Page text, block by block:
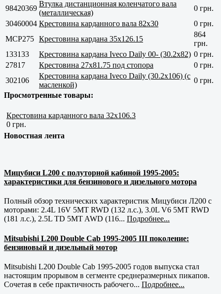
98420369
Втулка дистанционная коленчатого вала
(металлическая)
0 грн.
30460004 Крестовина карданного вала 82х30
0 грн.
MCP275 Крестовина кардана 35x126.15
864
грн.
133133
Крестовина кардана Iveco Daily 00- (30.2x82) 0 грн.
27817
Крестовина 27x81.75 под стопора
0 грн.
302106
Крестовина кардана Iveco Daily (30.2x106) (с
масленкой)
0 грн.
Просмотренные товары:
Крестовина карданного вала 32х106.3
0 грн.
Новостная лента
Мицубиси L200 с полуторной кабиной 1995-2005:
характеристики для бензинового и дизельного мотора
Полный обзор технических характеристик Мицубиси Л200 с
моторами: 2.4L 16V 5MT RWD (132 л.с.), 3.0L V6 5MT RWD
(181 л.с.), 2.5L TD 5MT AWD (116... Подробнее...
Mitsubishi L200 Double Cab 1995-2005 III поколение:
бензиновый и дизельный мотор
Mitsubishi L200 Double Cab 1995-2005 годов выпуска стал
настоящим прорывом в сегменте среднеразмерных пикапов.
Сочетая в себе практичность рабочего... Подробнее...